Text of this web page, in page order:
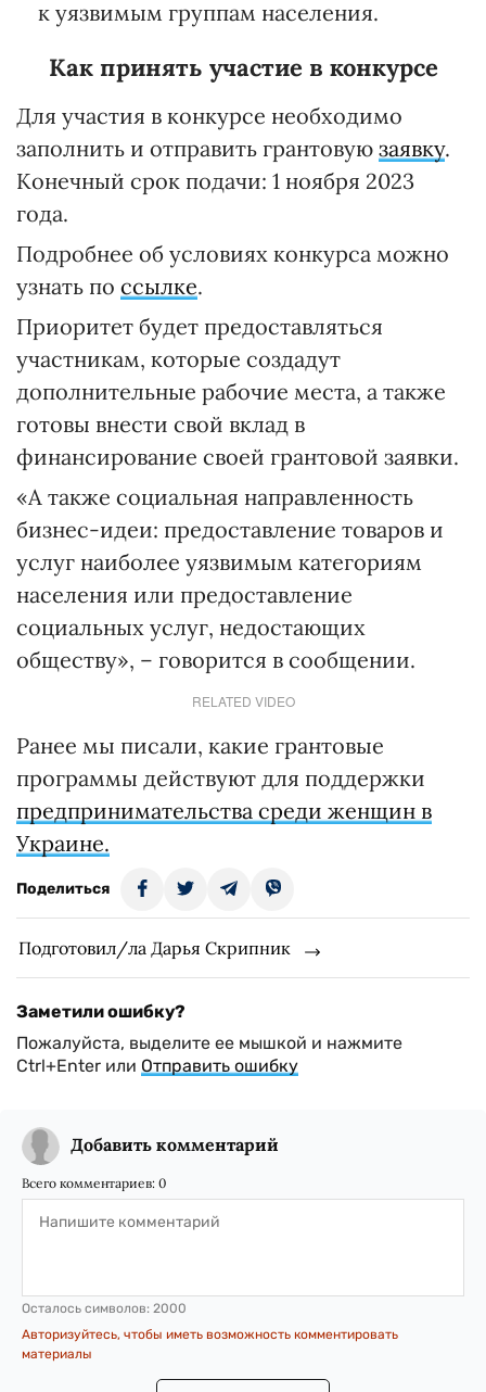
к уязвимым группам населения.
Как принять участие в конкурсе
Для участия в конкурсе необходимо
заполнить и отправить грантовую заявку.
Конечный срок подачи: 1 ноября 2023
года.
Подробнее об условиях конкурса можно
узнать по ссылке.
Приоритет будет предоставляться
участникам, которые создадут
дополнительные рабочие места, а также
готовы внести свой вклад в
финансирование своей грантовой заявки.
«А также социальная направленность
бизнес-идеи: предоставление товаров и
услуг наиболее уязвимым категориям
населения или предоставление
социальных услуг, недостающих
обществу», – говорится в сообщении.
RELATED VIDEO
Ранее мы писали, какие грантовые
программы действуют для поддержки
предпринимательства среди женщин в
Украине.
Поделиться
Подготовил/ла Дарья Скрипник
Заметили ошибку?
Пожалуйста, выделите ее мышкой и нажмите
Ctrl+Enter или Отправить ошибку
Добавить комментарий
Всего комментариев: 0
Осталось символов: 2000
Авторизуйтесь, чтобы иметь возможность комментировать
материалы